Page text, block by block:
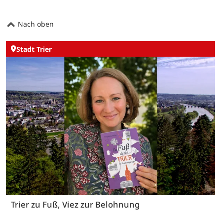
Nach oben
Stadt Trier
Trier zu Fuß, Viez zur Belohnung